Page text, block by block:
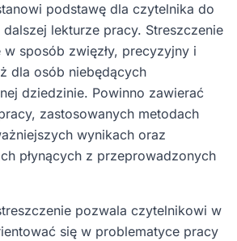
podstawę dla czytelnika do
lekturze pracy. Streszczenie
w sposób zwięzły, precyzyjny i
dla osób niebędących
dziedzinie. Powinno zawierać
zastosowanych metodach
wynikach oraz
płynących z przeprowadzonych
pozwala czytelnikowi w
się w problematyce pracy